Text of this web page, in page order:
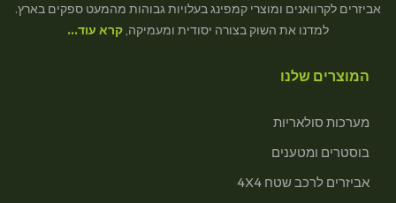
אביזרים לקרוואנים ומוצרי קמפינג בעלויות גבוהות מהמעט ספקים בארץ.
למדנו את השוק בצורה יסודית ומעמיקה, קרא עוד…
המוצרים שלנו
מערכות סולאריות
בוסטרים ומטענים
אביזרים לרכב שטח 4X4